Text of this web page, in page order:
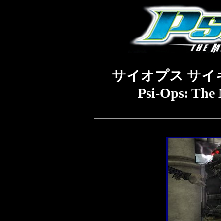
サイオプス サイ
Psi-Ops: The